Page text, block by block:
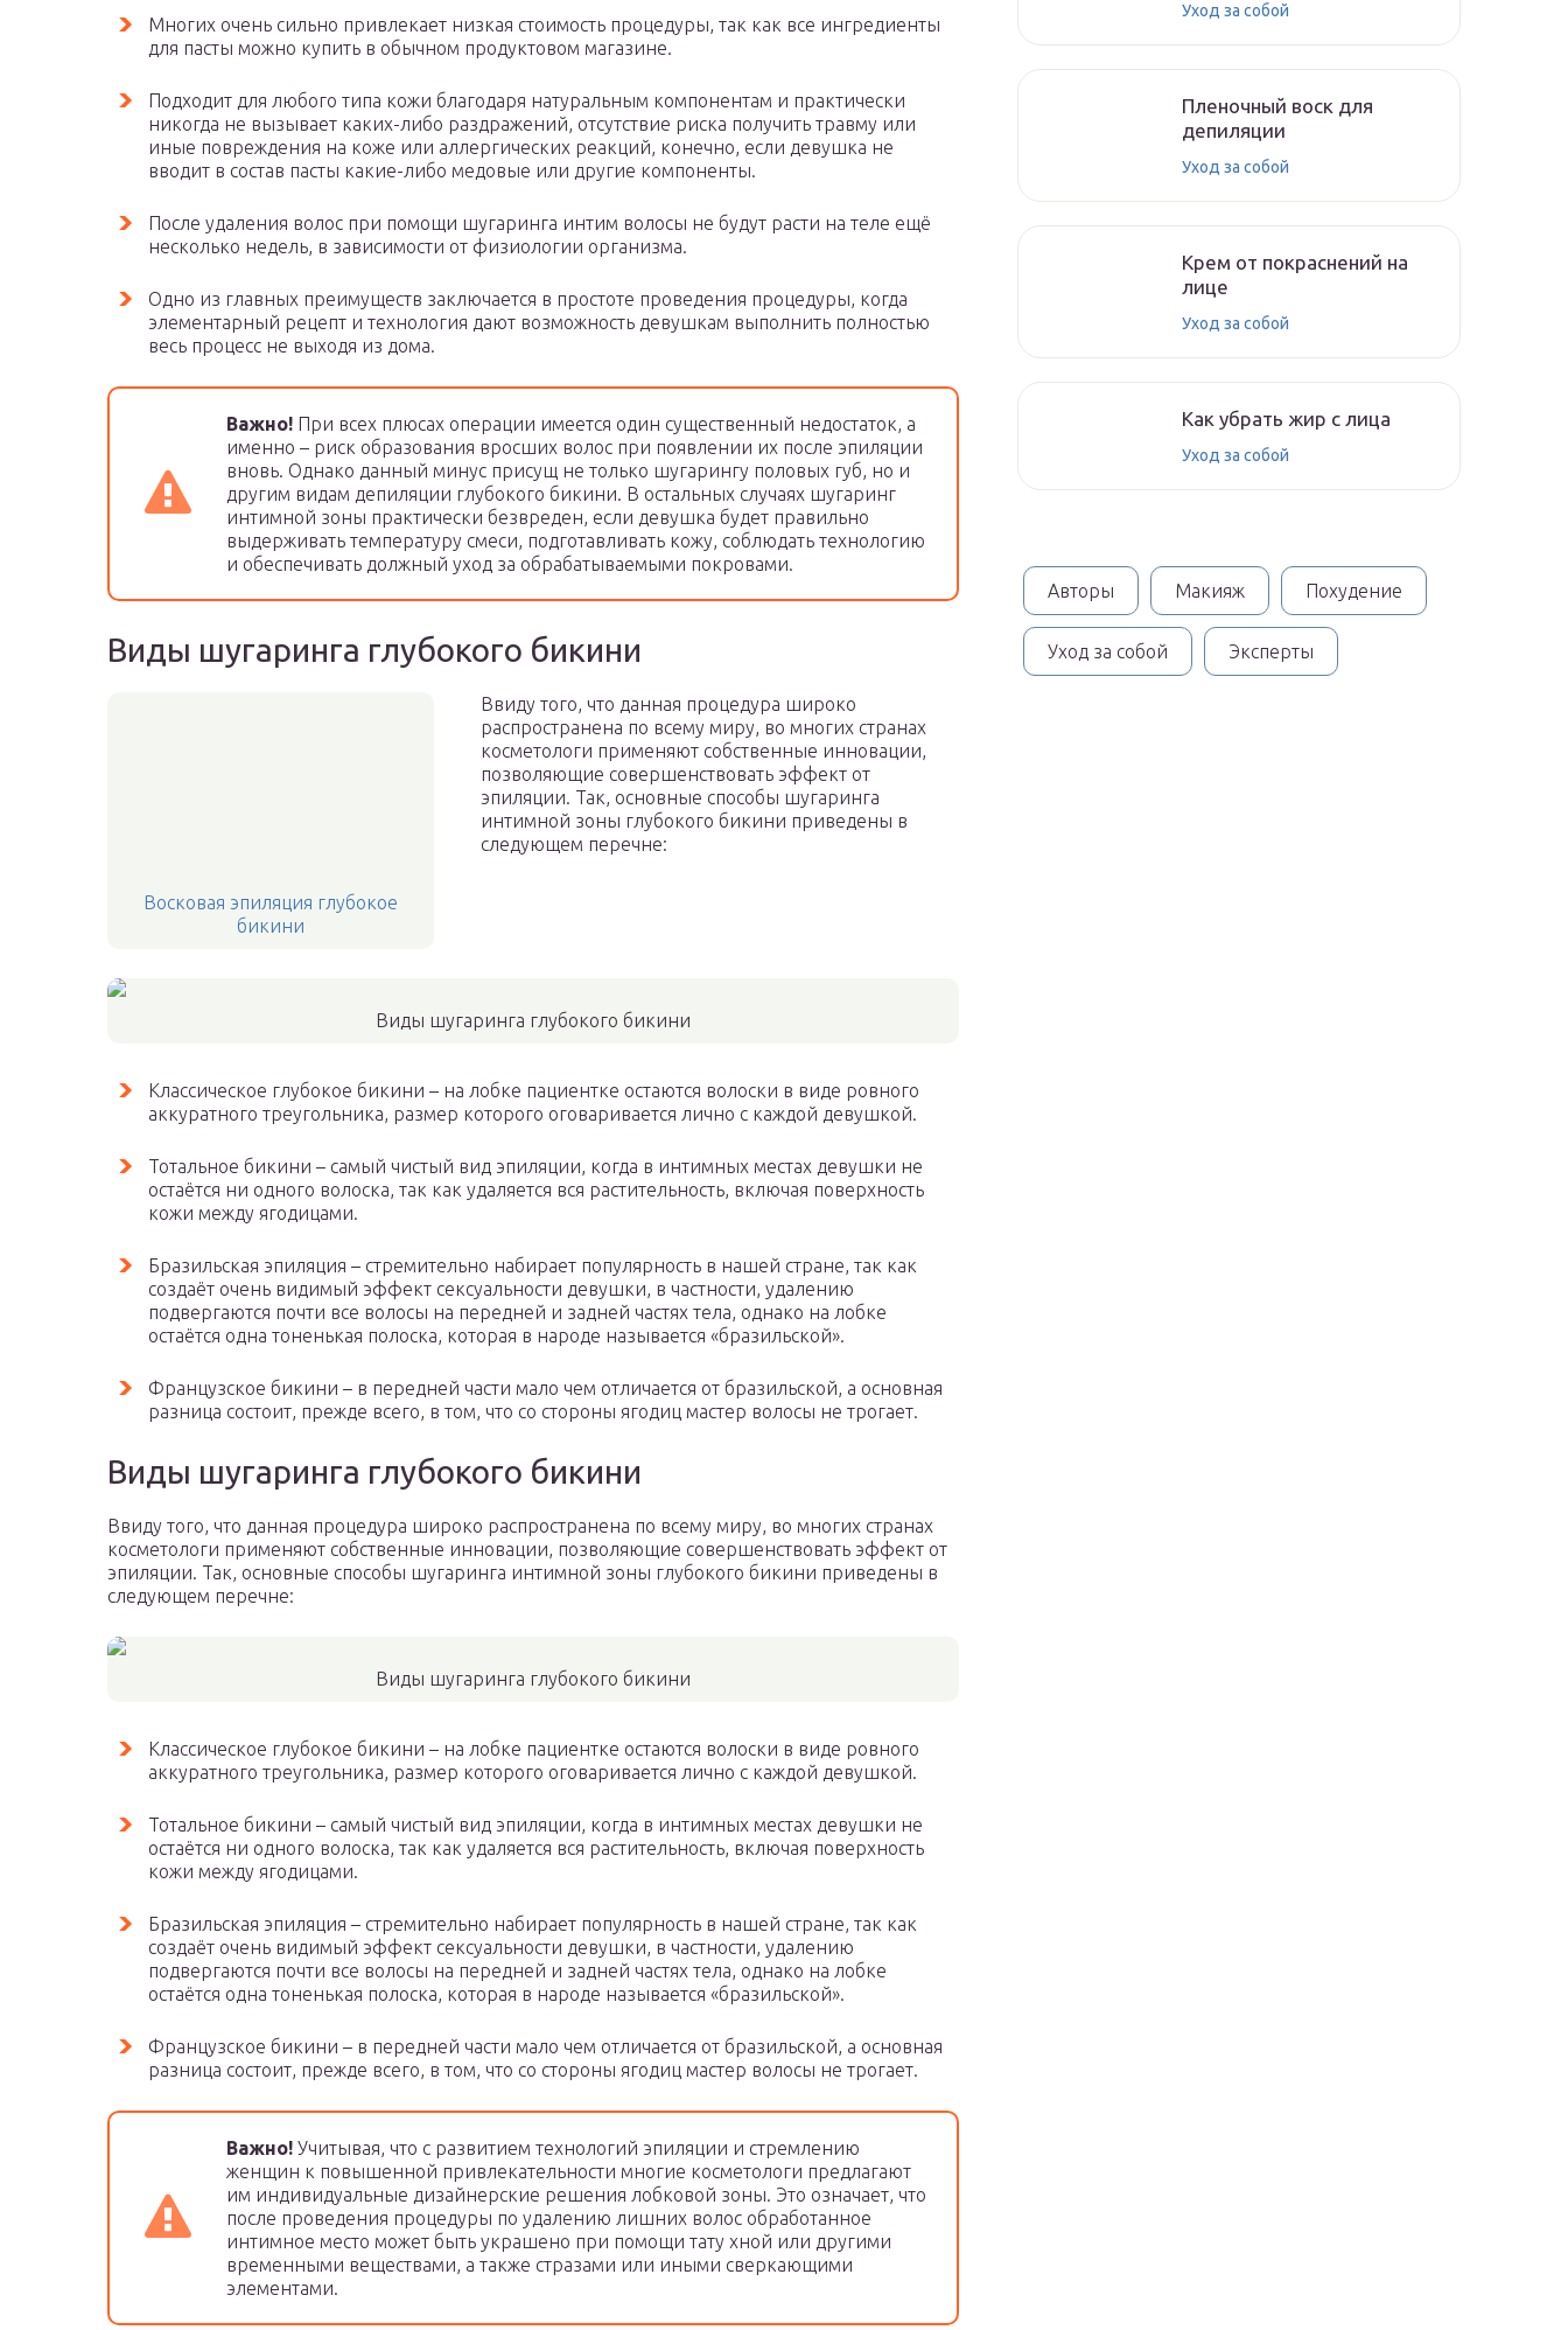
Многих очень сильно привлекает низкая стоимость процедуры, так как все ингредиенты
для пасты можно купить в обычном продуктовом магазине.
Подходит для любого типа кожи благодаря натуральным компонентам и практически
никогда не вызывает каких-либо раздражений, отсутствие риска получить травму или
иные повреждения на коже или аллергических реакций, конечно, если девушка не
вводит в состав пасты какие-либо медовые или другие компоненты.
После удаления волос при помощи шугаринга интим волосы не будут расти на теле ещё
несколько недель, в зависимости от физиологии организма.
Одно из главных преимуществ заключается в простоте проведения процедуры, когда
элементарный рецепт и технология дают возможность девушкам выполнить полностью
весь процесс не выходя из дома.
Важно! При всех плюсах операции имеется один существенный недостаток, а
именно – риск образования вросших волос при появлении их после эпиляции
вновь. Однако данный минус присущ не только шугарингу половых губ, но и
другим видам депиляции глубокого бикини. В остальных случаях шугаринг
интимной зоны практически безвреден, если девушка будет правильно
выдерживать температуру смеси, подготавливать кожу, соблюдать технологию
и обеспечивать должный уход за обрабатываемыми покровами.
Виды шугаринга глубокого бикини
Восковая эпиляция глубокое
бикини
Ввиду того, что данная процедура широко
распространена по всему миру, во многих странах
косметологи применяют собственные инновации,
позволяющие совершенствовать эффект от
эпиляции. Так, основные способы шугаринга
интимной зоны глубокого бикини приведены в
следующем перечне:
Виды шугаринга глубокого бикини
Классическое глубокое бикини – на лобке пациентке остаются волоски в виде ровного
аккуратного треугольника, размер которого оговаривается лично с каждой девушкой.
Тотальное бикини – самый чистый вид эпиляции, когда в интимных местах девушки не
остаётся ни одного волоска, так как удаляется вся растительность, включая поверхность
кожи между ягодицами.
Бразильская эпиляция – стремительно набирает популярность в нашей стране, так как
создаёт очень видимый эффект сексуальности девушки, в частности, удалению
подвергаются почти все волосы на передней и задней частях тела, однако на лобке
остаётся одна тоненькая полоска, которая в народе называется «бразильской».
Французское бикини – в передней части мало чем отличается от бразильской, а основная
разница состоит, прежде всего, в том, что со стороны ягодиц мастер волосы не трогает.
Виды шугаринга глубокого бикини
Ввиду того, что данная процедура широко распространена по всему миру, во многих странах
косметологи применяют собственные инновации, позволяющие совершенствовать эффект от
эпиляции. Так, основные способы шугаринга интимной зоны глубокого бикини приведены в
следующем перечне:
Виды шугаринга глубокого бикини
Классическое глубокое бикини – на лобке пациентке остаются волоски в виде ровного
аккуратного треугольника, размер которого оговаривается лично с каждой девушкой.
Тотальное бикини – самый чистый вид эпиляции, когда в интимных местах девушки не
остаётся ни одного волоска, так как удаляется вся растительность, включая поверхность
кожи между ягодицами.
Бразильская эпиляция – стремительно набирает популярность в нашей стране, так как
создаёт очень видимый эффект сексуальности девушки, в частности, удалению
подвергаются почти все волосы на передней и задней частях тела, однако на лобке
остаётся одна тоненькая полоска, которая в народе называется «бразильской».
Французское бикини – в передней части мало чем отличается от бразильской, а основная
разница состоит, прежде всего, в том, что со стороны ягодиц мастер волосы не трогает.
Важно! Учитывая, что с развитием технологий эпиляции и стремлению
женщин к повышенной привлекательности многие косметологи предлагают
им индивидуальные дизайнерские решения лобковой зоны. Это означает, что
после проведения процедуры по удалению лишних волос обработанное
интимное место может быть украшено при помощи тату хной или другими
временными веществами, а также стразами или иными сверкающими
элементами.
Уход за собой
Пленочный воск для
депиляции
Уход за собой
Крем от покраснений на
лице
Уход за собой
Как убрать жир с лица
Уход за собой
Авторы Макияж Похудение
Уход за собой Эксперты